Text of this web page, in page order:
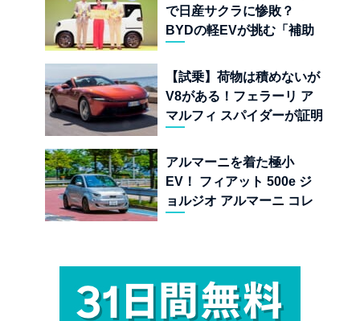
で日産サクラに惨敗？
BYDの軽EVが挑む「補助
界
【試乗】荷物は積めないが
V8がある！フェラーリ ア
マルフィ スパイダーが証明
ーの至福
アルマーニを着た極小
EV！ フィアット 500e ジ
ョルジオ アルマーニ コレ